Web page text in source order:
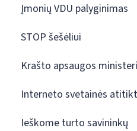
Įmonių VDU palyginimas
STOP šešėliui
Krašto apsaugos
Interneto svetainės
Ieškome turto savininkų